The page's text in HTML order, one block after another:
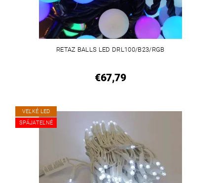
RETAZ BALLS LED DRL100/B23/RGB
€67,79
VEĽKÉ LED
SPÁJATEĽNÉ